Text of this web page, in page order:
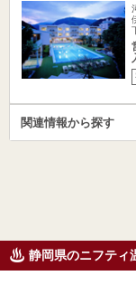
関連情報から探す
静岡県のニフティ